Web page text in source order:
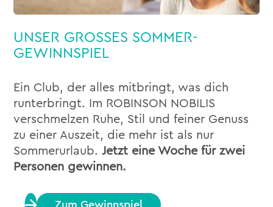
UNSER GROSSES SOMMER-
GEWINNSPIEL
Ein Club, der alles mitbringt, was dich
runterbringt. Im ROBINSON NOBILIS
verschmelzen Ruhe, Stil und feiner Genuss
zu einer Auszeit, die mehr ist als nur
Sommerurlaub.Jetzt eine Woche für zwei
Personen gewinnen.
Zum Gewinnspiel